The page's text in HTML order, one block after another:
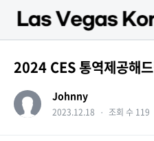
2024 CES 통역제공해
Johnny
2023.12.18 ・ 조회 수 119